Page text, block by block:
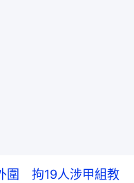
圍 拘19人涉甲組教